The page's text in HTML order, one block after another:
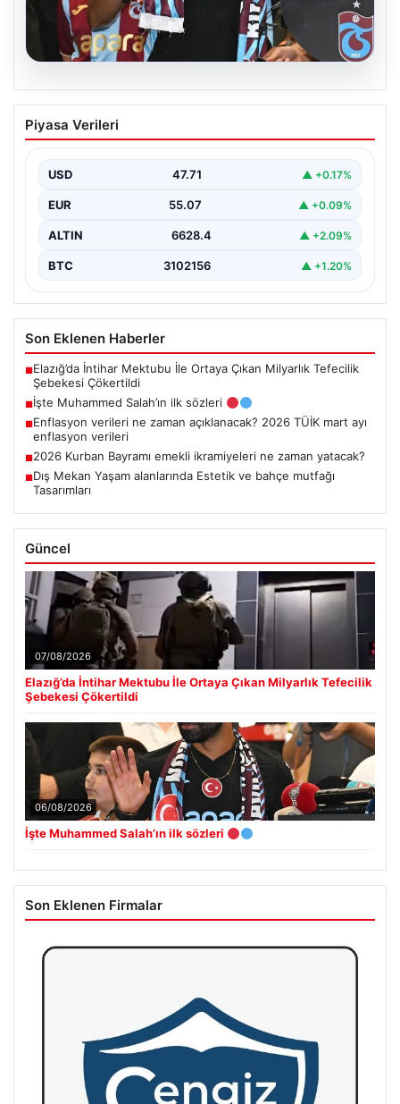
06.08.2026
İşte Muhammed Salah’ın ilk sözleri
Piyasa Verileri
USD 47.71 ▲ +0.17%
EUR 55.07 ▲ +0.09%
ALTIN 6628.4 ▲ +2.09%
BTC 3102156 ▲ +1.20%
Son Eklenen Haberler
■Elazığ’da İntihar Mektubu İle Ortaya Çıkan Milyarlık Tefecilik
Şebekesi Çökertildi
■İşte Muhammed Salah’ın ilk sözleri
■Enflasyon verileri ne zaman açıklanacak? 2026 TÜİK mart ayı
enflasyon verileri
■2026 Kurban Bayramı emekli ikramiyeleri ne zaman yatacak?
■Dış Mekan Yaşam alanlarında Estetik ve bahçe mutfağı
Tasarımları
Güncel
07/08/2026
Elazığ’da İntihar Mektubu İle Ortaya Çıkan Milyarlık Tefecilik
Şebekesi Çökertildi
06/08/2026
İşte Muhammed Salah’ın ilk sözleri
Son Eklenen Firmalar